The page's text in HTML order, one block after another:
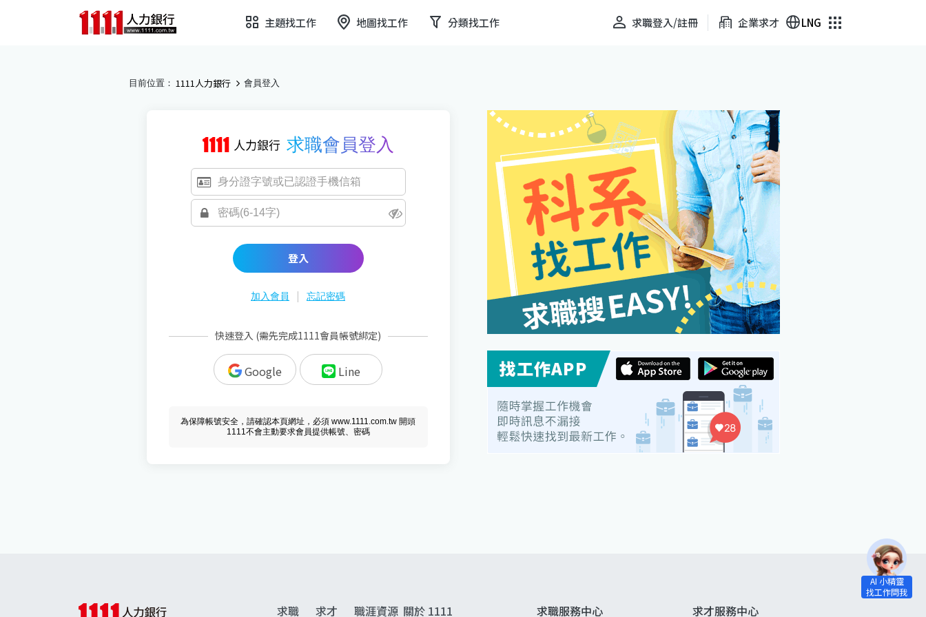
主題找工作 地圖找工作 分類找工作 求職登入/註冊 企業求才 LNG
目前位置： 1111人力銀行 會員登入
求職會員登入
登入
加入會員 | 忘記密碼
快速登入 (需先完成1111會員帳號綁定)
Google Line
為保障帳號安全，請確認本頁網址，必須 www.1111.com.tw 開頭
1111不會主動要求會員提供帳號、密碼
求職 求才 職涯資源 關於 1111 求職服務中心 求才服務中心